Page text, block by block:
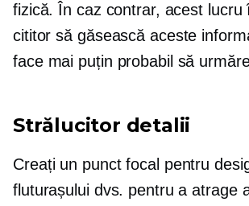
fizică. În caz contrar, acest lucru
cititor să găsească aceste
face mai puțin probabil să
Strălucitor detalii
Creați un punct focal pentru
fluturașului dvs. pentru a atrage